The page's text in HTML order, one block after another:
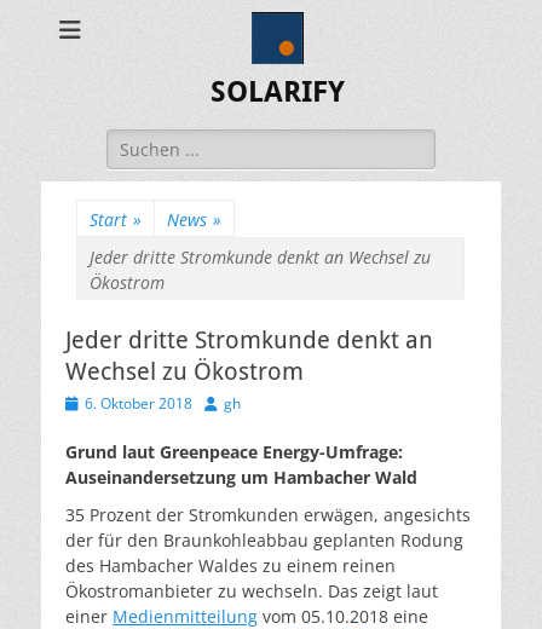
SOLARIFY
Suchen
nach:
Start » News »
Jeder dritte Stromkunde denkt an Wechsel zu
Ökostrom
Jeder dritte Stromkunde denkt an
Wechsel zu Ökostrom
Veröffentlicht
6. Oktober 2018 Autor
gh
Grund laut Greenpeace Energy-Umfrage:
Auseinandersetzung um Hambacher Wald
35 Prozent der Stromkunden erwägen, angesichts
der für den Braunkohleabbau geplanten Rodung
des Hambacher Waldes zu einem reinen
Ökostromanbieter zu wechseln. Das zeigt laut
einer Medienmitteilung vom 05.10.2018 eine